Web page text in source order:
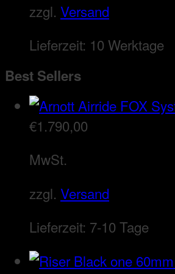
zzgl. Versand
Lieferzeit: 10 Werktage
Best Sellers
€1.790,00
MwSt.
zzgl. Versand
Lieferzeit: 7-10 Tage